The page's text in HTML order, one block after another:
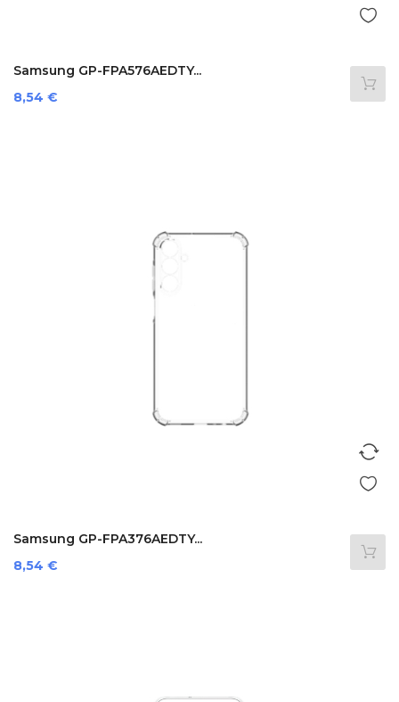
Samsung GP-FPA576AEDTY...
Prezzo
8,54 €
Samsung GP-FPA376AEDTY...
Prezzo
8,54 €